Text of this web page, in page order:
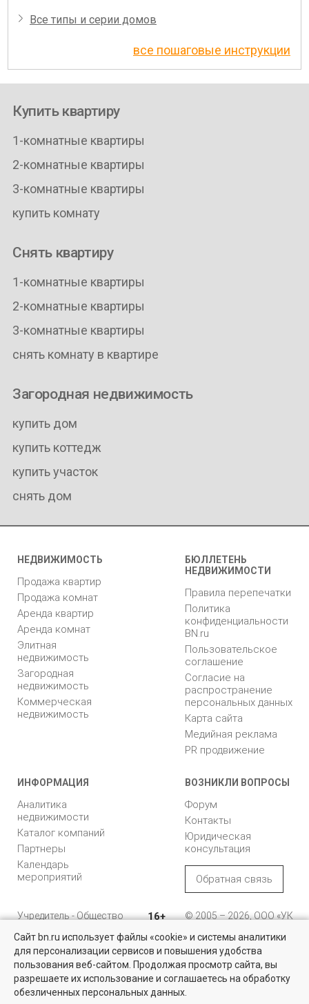
Все типы и серии домов
все пошаговые инструкции
Купить квартиру
1-комнатные квартиры
2-комнатные квартиры
3-комнатные квартиры
купить комнату
Снять квартиру
1-комнатные квартиры
2-комнатные квартиры
3-комнатные квартиры
снять комнату в квартире
Загородная недвижимость
купить дом
купить коттедж
купить участок
снять дом
НЕДВИЖИМОСТЬ
Продажа квартир
Продажа комнат
Аренда квартир
Аренда комнат
Элитная
недвижимость
Загородная
недвижимость
Коммерческая
недвижимость
БЮЛЛЕТЕНЬ
НЕДВИЖИМОСТИ
Правила перепечатки
Политика
конфиденциальности
BN.ru
Пользовательское
соглашение
Согласие на
распространение
персональных данных
Карта сайта
Медийная реклама
PR продвижение
ИНФОРМАЦИЯ
Аналитика
недвижимости
Каталог компаний
Партнеры
Календарь
мероприятий
ВОЗНИКЛИ ВОПРОСЫ
Форум
Контакты
Юридическая
консультация
Обратная связь
Учредитель - Общество
ответственностью
"Управляющая
компания "Бюллетень
недвижимости"
16+
© 2005 – 2026, ООО «УК
196105, Санкт-
Петербург, пр. Юрия
Гагарина, 1
8 (812) 331-93-56
Сайт bn.ru использует файлы «cookie» и системы аналитики
для персонализации сервисов и повышения удобства
пользования веб-сайтом. Продолжая просмотр сайта, вы
разрешаете их использование и соглашаетесь на обработку
обезличенных персональных данных.